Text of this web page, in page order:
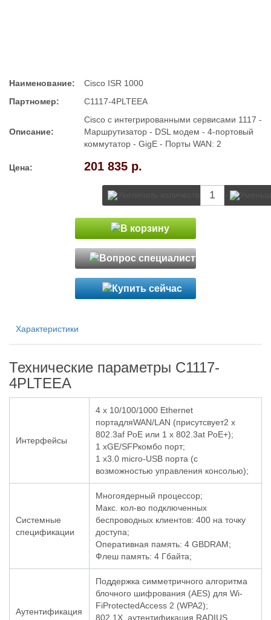
Наименование:
Cisco ISR 1000​
Партномер:
C1117-4PLTEEA
Описание:
Cisco с интегрированными сервисами 1117 -
Маршрутизатор - DSL модем - 4-портовый
коммутатор - GigE - Порты WAN: 2
Цена: 201 835 р.
Характеристики
Технические параметры C1117-
4PLTEEA
Интерфейсы
4 х 10/100/1000 Ethernet
портадляWAN/LAN (присутсвует2 x
802.3af PoE или 1 x 802.3at PoE+);
1 xGE/SFPкомбо порт;
1 x3.0 micro-USB порта (с
возможностью управления консолью);
Системные
спецификации
Многоядерный процессор;
Макс. кол-во подключенных
беспроводных клиентов: 400 на точку
доступа;
Оперативная память: 4 GBDRAM;
Флеш память: 4 Гбайта;
Аутентификация
Поддержка симметричного алгоритма
блочного шифрования (AES) для Wi-
FiProtectedAccess 2 (WPA2);
802.1X, аутентификация RADIUS,